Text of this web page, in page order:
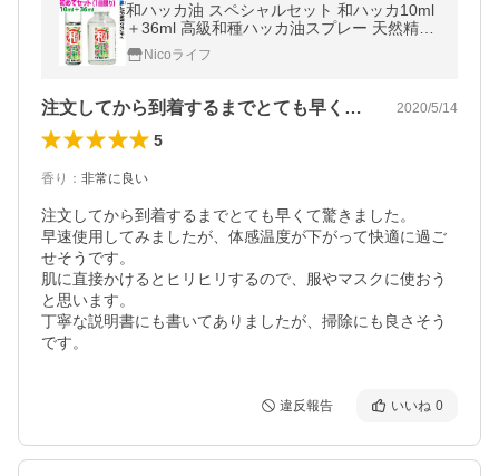
和ハッカ油 スペシャルセット 和ハッカ10ml
＋36ml 高級和種ハッカ油スプレー 天然精油
100% 和種はっか油 ミントオイル 冷感 虫除
Nicoライフ
注文してから到着するまでとても早くて驚… 2020/5/14
5
香り ： 非常に良い
注文してから到着するまでとても早くて驚きました。
早速使用してみましたが、体感温度が下がって快適に過ご
せそうです。
肌に直接かけるとヒリヒリするので、服やマスクに使おう
と思います。
丁寧な説明書にも書いてありましたが、掃除にも良さそう
です。
違反報告 いいね 0